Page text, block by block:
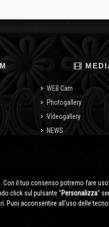
WEB Cam
Photogallery
Videogallery
NEWS
il tuo consenso potremo fare
click sul pulsante ''Personalizza''
Puoi acconsentire all'uso delle